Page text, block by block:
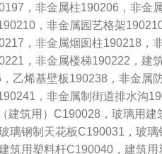
，非金属柱190206，非金
，非金属园艺格架
，非金属烟囱柱190218，
，非金属楼梯190222，建
乙烯基壁板190238，非金属
，非金属制街道排水沟
建筑用）C190028，玻璃用建
璃钢制天花板C190031，玻
筑用塑料杆C190040，建筑